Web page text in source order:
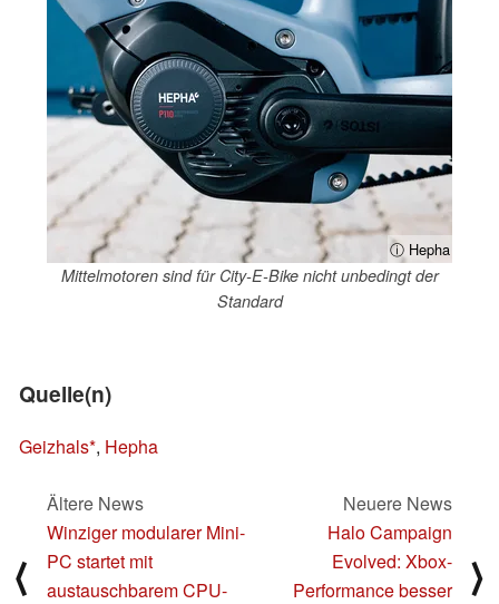
ⓘ Hepha
Mittelmotoren sind für City-E-Bike nicht unbedingt der
Standard
Quelle(n)
Geizhals , Hepha
⟨
Ältere News
Winziger modularer Mini-
PC startet mit
austauschbarem CPU-
Neuere News
Halo Campaign
Evolved: Xbox-
Performance besser
⟩